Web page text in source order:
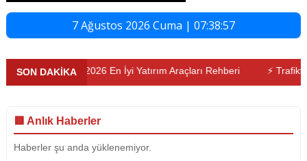
7 Ağustos 2026 Cuma | 07:38:58
SON DAKİKA
⚡ 2026 En İyi Yatırım Araçları Rehberi ⚡ Trafikte
🟥 Anlık Haberler
Haberler şu anda yüklenemiyor.